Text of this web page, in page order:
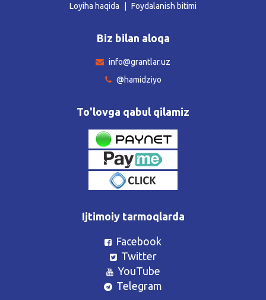
Loyiha haqida
Foydalanish bitimi
Biz bilan aloqa
info@grantlar.uz
@hamidziyo
To'lovga qabul qilamiz
Ijtimoiy tarmoqlarda
Facebook
Twitter
YouTube
Telegram